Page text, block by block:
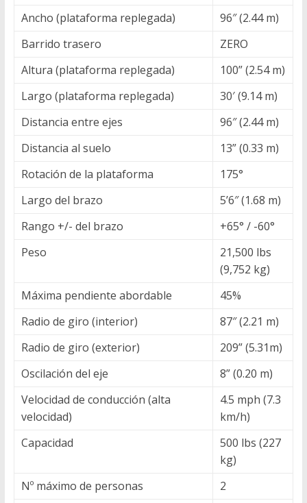
Ancho (plataforma replegada)
96″ (2.44 m)
Barrido trasero
ZERO
Altura (plataforma replegada)
100” (2.54 m)
Largo (plataforma replegada)
30′ (9.14 m)
Distancia entre ejes
96″ (2.44 m)
Distancia al suelo
13” (0.33 m)
Rotación de la plataforma
175°
Largo del brazo
5’6″ (1.68 m)
Rango +/- del brazo
+65° / -60°
Peso
21,500 lbs
(9,752 kg)
Máxima pendiente abordable
45%
Radio de giro (interior)
87″ (2.21 m)
Radio de giro (exterior)
209” (5.31m)
Oscilación del eje
8” (0.20 m)
Velocidad de conducción (alta
velocidad)
4.5 mph (7.3
km/h)
Capacidad
500 lbs (227
kg)
Nº máximo de personas
2